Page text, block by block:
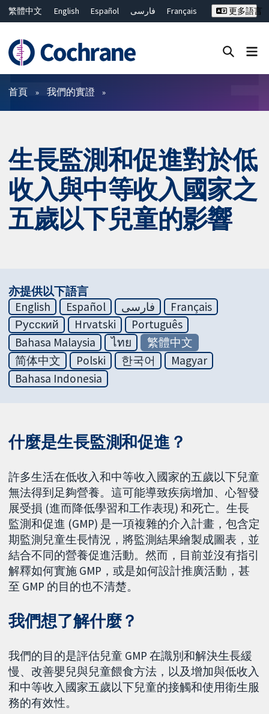
繁體中文 English Español فارسی
Français
ไทย
简体中文
更多語言
篩選條件
首頁 我們的實證
生長監測和促進對於低
收入與中等收入國家之
五歲以下兒童的影響
亦提供以下語言
English
Español فارسی
Français
Русский
Hrvatski
Português
Bahasa Malaysia
ไทย
繁體中文
简体中文
Polski 한국어
Magyar
Bahasa Indonesia
什麼是生長監測和促進？
許多生活在低收入和中等收入國家的五歲以下兒童
無法得到足夠營養。這可能導致疾病增加、心智發
展受損 (進而降低學習和工作表現) 和死亡。生長
監測和促進 (GMP) 是一項複雜的介入計畫，包含定
期監測兒童生長情況，將監測結果繪製成圖表，並
結合不同的營養促進活動。然而，目前並沒有指引
解釋如何實施 GMP，或是如何設計推廣活動，甚
至 GMP 的目的也不清楚。
我們想了解什麼？
我們的目的是評估兒童 GMP 在識別和解決生長緩
慢、改善嬰兒與兒童餵食方法，以及增加與低收入
和中等收入國家五歲以下兒童的接觸和使用衛生服
務的有效性。